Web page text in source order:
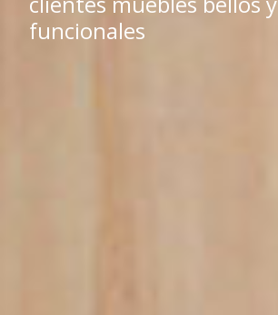
funcionales